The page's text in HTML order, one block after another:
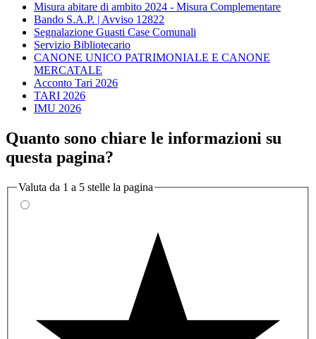
Misura abitare di ambito 2024 - Misura Complementare
Bando S.A.P. | Avviso 12822
Segnalazione Guasti Case Comunali
Servizio Bibliotecario
CANONE UNICO PATRIMONIALE E CANONE
MERCATALE
Acconto Tari 2026
TARI 2026
IMU 2026
Quanto sono chiare le informazioni su
questa pagina?
Valuta da 1 a 5 stelle la pagina